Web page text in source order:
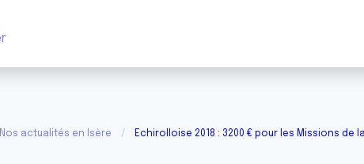
Nos actualités en Isère Echirolloise 2018 : 3200 € pour les Missions de